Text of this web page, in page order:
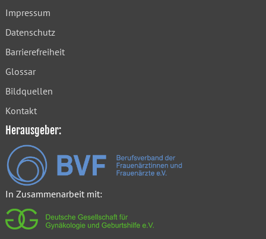
Impressum
Datenschutz
Barrierefreiheit
Glossar
Bildquellen
Kontakt
Herausgeber:
In Zusammenarbeit mit: